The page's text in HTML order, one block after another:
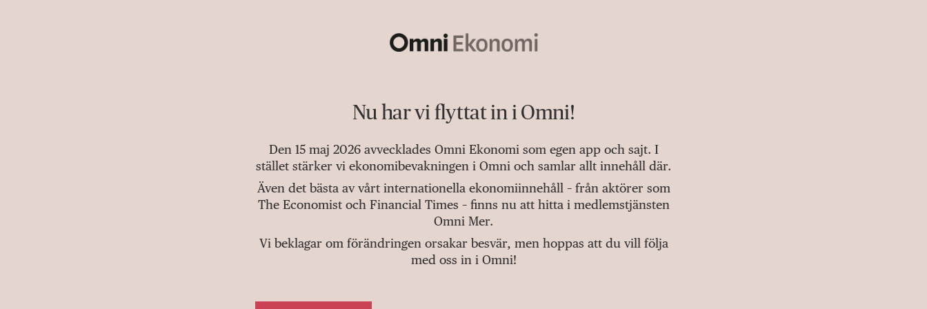
Nu har vi flyttat in i Omni!
Den 15 maj 2026 avvecklades Omni Ekonomi som egen app och sajt. I
stället stärker vi ekonomibevakningen i Omni och samlar allt innehåll där.
Även det bästa av vårt internationella ekonomiinnehåll – från aktörer som
The Economist och Financial Times – finns nu att hitta i medlemstjänsten
Omni Mer.
Vi beklagar om förändringen orsakar besvär, men hoppas att du vill följa
med oss in i Omni!